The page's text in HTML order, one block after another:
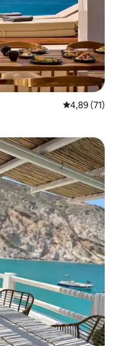
Gemiddelde
4,89 (71)